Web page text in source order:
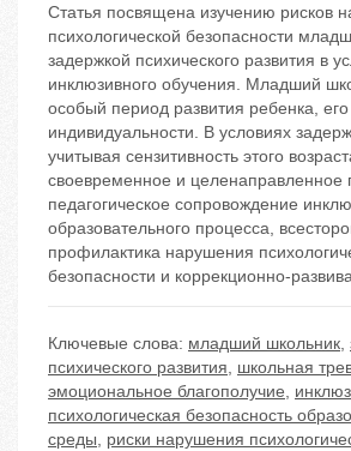
Статья посвящена изучению рисков
психологической безопасности
задержкой психического развития в
инклюзивного обучения. Младший
особый период развития ребенка,
индивидуальности. В условиях
учитывая сензитивность этого
своевременное и целенаправленное
педагогическое сопровождение
образовательного процесса,
профилактика нарушения
безопасности и коррекционно-
Ключевые слова: младший школьник,
психического развития, школьная
эмоциональное благополучие,
психологическая безопасность
среды, риски нарушения